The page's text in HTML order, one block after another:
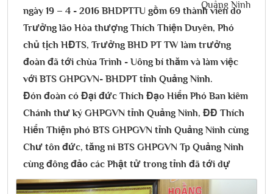
ngày 19 – 4 - 2016 BHDPTTU gồm 69 thành viên do
Trưởng lão Hòa thượng Thích Thiện Duyên, Phó
chủ tịch HĐTS, Trưởng BHD PT TW làm trưởng
đoàn đã tới chùa Trình - Uông bí thăm và làm việc
với BTS GHPGVN- BHDPT tỉnh Quảng Ninh.
Đón đoàn có Đại đức Thích Đạo Hiển Phó Ban kiêm
Chánh thư ký GHPGVN tỉnh Quảng Ninh, ĐĐ Thích
Hiển Thiện phó BTS GHPGVN tỉnh Quảng Ninh cùng
Chư tôn đức, tăng ni BTS GHPGVN Tp Quảng Ninh
cùng đông đảo các Phật tử trong tỉnh đã tới dự